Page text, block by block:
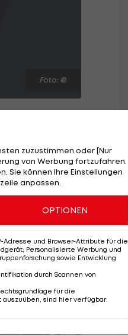
Foto: ©
für
bereit, in
finanziell
Dollar) eine
zuzustimmen oder [Nur
von Werbung fortzufahren.
Sie können Ihre Einstellungen
anpassen.
OPTIONEN
und Browser-Attribute für die
Personalisierte Werbung und
sowie Entwicklung
durch Scannen von
für die
sind hier verfügbar: